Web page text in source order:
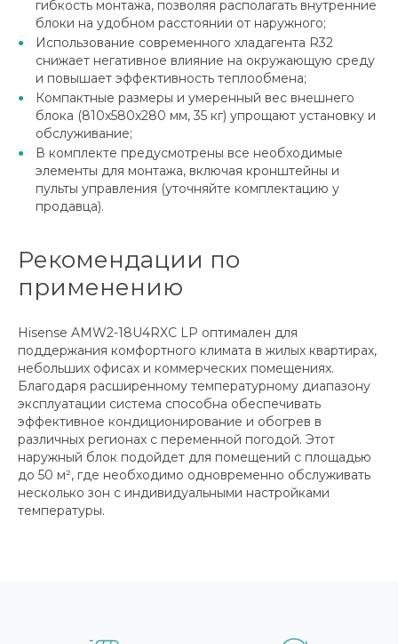
гибкость монтажа, позволяя располагать внутренние
блоки на удобном расстоянии от наружного;
Использование современного хладагента R32
снижает негативное влияние на окружающую среду
и повышает эффективность теплообмена;
Компактные размеры и умеренный вес внешнего
блока (810x580x280 мм, 35 кг) упрощают установку и
обслуживание;
В комплекте предусмотрены все необходимые
элементы для монтажа, включая кронштейны и
пульты управления (уточняйте комплектацию у
продавца).
Рекомендации по
применению
Hisense AMW2-18U4RXC LP оптимален для
поддержания комфортного климата в жилых квартирах,
небольших офисах и коммерческих помещениях.
Благодаря расширенному температурному диапазону
эксплуатации система способна обеспечивать
эффективное кондиционирование и обогрев в
различных регионах с переменной погодой. Этот
наружный блок подойдет для помещений с площадью
до 50 м², где необходимо одновременно обслуживать
несколько зон с индивидуальными настройками
температуры.